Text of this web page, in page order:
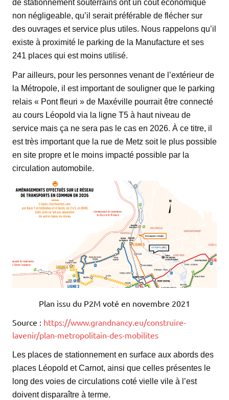
de stationnement souterrains ont un coût économique
non négligeable, qu’il serait préférable de flécher sur
des ouvrages et service plus utiles. Nous rappelons qu’il
existe à proximité le parking de la Manufacture et ses
241 places qui est moins utilisé.
Par ailleurs, pour les personnes venant de l’extérieur de
la Métropole, il est important de souligner que le parking
relais « Pont fleuri » de Maxéville pourrait être connecté
au cours Léopold via la ligne T5 à haut niveau de
service mais ça ne sera pas le cas en 2026. À ce titre, il
est très important que la rue de Metz soit le plus possible
en site propre et le moins impacté possible par la
circulation automobile.
Plan issu du P2M voté en novembre 2021
Source : https://www.grandnancy.eu/construire-
lavenir/plan-metropolitain-des-mobilites
Les places de stationnement en surface aux abords des
places Léopold et Carnot, ainsi que celles présentes le
long des voies de circulations coté vielle vile à l’est
doivent disparaître à terme.